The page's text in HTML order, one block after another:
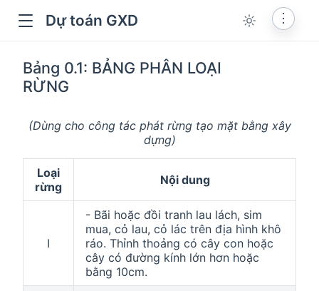
Dự toán GXD
Bảng 0.1: BẢNG PHÂN LOẠI
RỪNG
⋮
(Dùng cho công tác phát rừng tạo mặt bằng xây
dựng)
Loại
rừng
Nội dung
I
- Bãi hoặc đồi tranh lau lách, sim
mua, cỏ lau, cỏ lác trên địa hình khô
ráo. Thỉnh thoảng có cây con hoặc
cây có đường kính lớn hơn hoặc
bằng 10cm.